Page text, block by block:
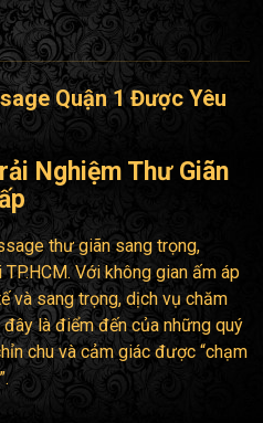
Quận 1 Được Yêu
Nghiệm Thư Giãn
thư giãn sang trọng,
Với không gian ấm áp
và sang trọng, dịch vụ chăm
là điểm đến của những quý
chu và cảm giác được “chạm